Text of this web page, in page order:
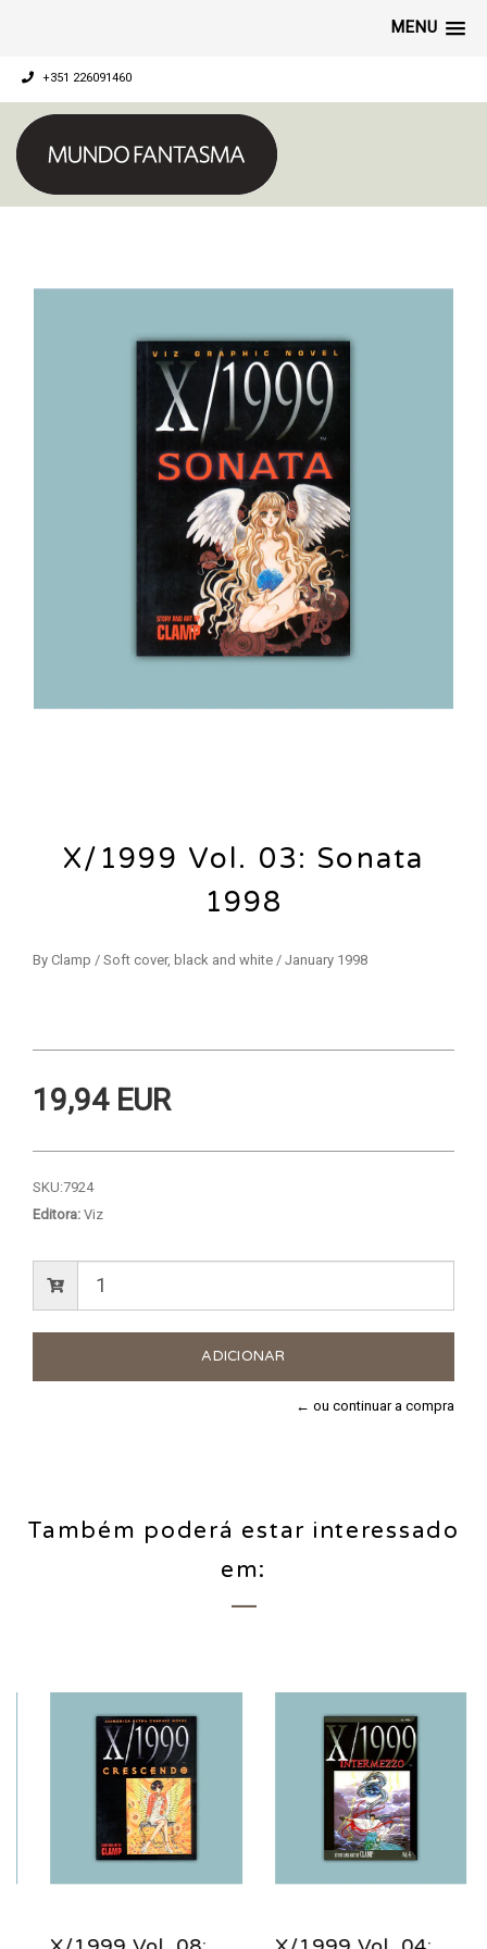
MENU
+351 226091460
X/1999 Vol. 03: Sonata
1998
By Clamp / Soft cover, black and white / January 1998
19,94 EUR
SKU:7924
Editora: Viz
← ou continuar a compra
Também poderá estar interessado
em: